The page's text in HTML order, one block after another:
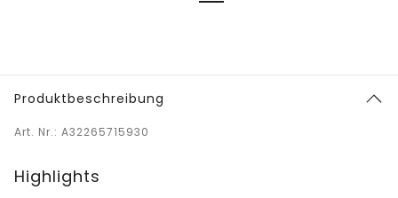
Produktbeschreibung
Art. Nr.: A32265715930
Highlights